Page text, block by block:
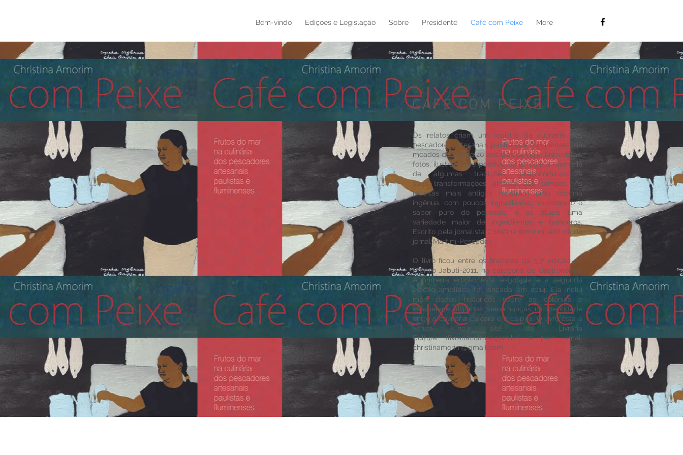
Bem-vindo Edições e Legislação Sobre Presidente Café com Peixe More
CAFÉ COM PEIXE
Os relatos criam um registro da culinária dos
pescadores artesanais paulistas e fluminenses, de
meados do século 20 aos dias de hoje. Entrevistas,
fotos, ilustrações e poemas constroem a memória
de algumas tradições gastronômicas e
suas transformações através dos tempos. As
receitas mais antigas mostram uma cozinha
ingênua, com poucos ingredientes, valorizando o
sabor puro do pescado, e as atuais uma
variedade maior de ingredientes e temperos.
Escrito pela jornalista Christina Amorim, editora do
jornal Martim-Pescador.
O livro ficou entre os finalistas da 53ª edição do
Prêmio Jabuti-2011, na categoria de Gastronomia.
A primeira edição está esgotada e a segunda
edição ampliada foi lançada em 2014. Ela inclui
mais dados históricos sobre as colônias e
estabelece algumas semelhanças na identidade
entre a culinária caiçara e a caipira. O livro está à
venda no site da Livraria
Cultura (livrariacultura.com.br) e pelo email
christinamorim@gmail.com